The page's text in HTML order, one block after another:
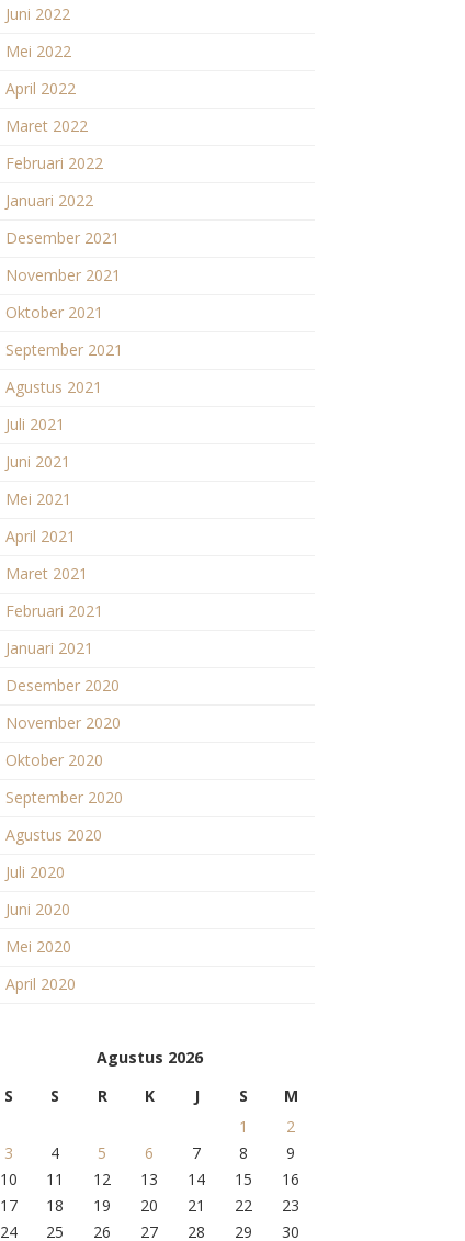
Juni 2022
Mei 2022
April 2022
Maret 2022
Februari 2022
Januari 2022
Desember 2021
November 2021
Oktober 2021
September 2021
Agustus 2021
Juli 2021
Juni 2021
Mei 2021
April 2021
Maret 2021
Februari 2021
Januari 2021
Desember 2020
November 2020
Oktober 2020
September 2020
Agustus 2020
Juli 2020
Juni 2020
Mei 2020
April 2020
Agustus 2026
S
S R K J S
M
1
2
3
4 5 6 7 8
9
10
11 12 13 14 15
16
17
18 19 20 21 22
23
24
25 26 27 28 29 30